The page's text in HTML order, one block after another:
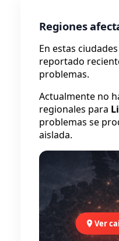
Regiones
En estas
reportado
problemas.
Actualmente no
regionales para
problemas se
aislada.
Ver